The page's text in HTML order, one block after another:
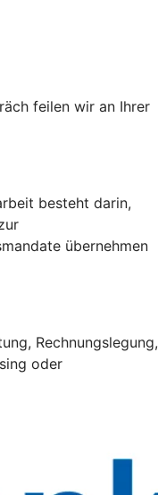
feilen wir an Ihrer
besteht darin,
übernehmen
Rechnungslegung,
oder